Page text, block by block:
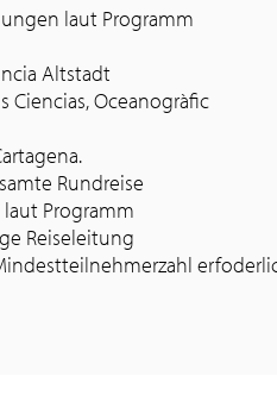
laut Programm
Altstadt
Ciencias, Oceanogràfic
Rundreise
Programm
Reiseleitung